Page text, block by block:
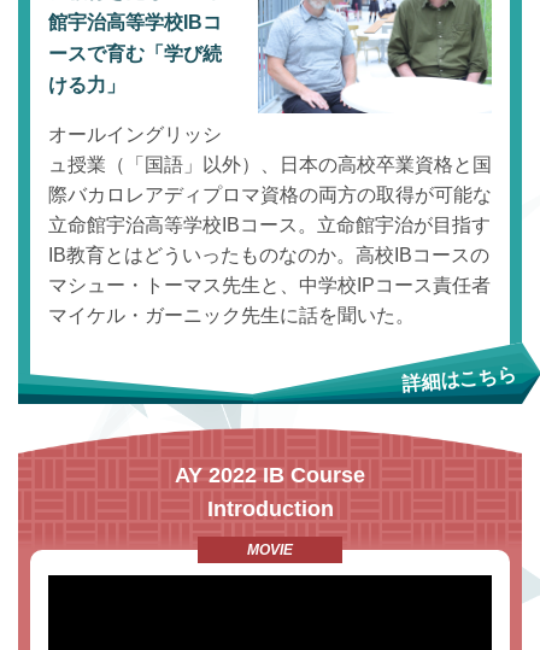
館宇治高等学校IBコ
ースで育む「学び続
ける力」
オールイングリッシ
ュ授業（「国語」以外）、日本の高校卒業資格と国
際バカロレアディプロマ資格の両方の取得が可能な
立命館宇治高等学校IBコース。立命館宇治が目指す
IB教育とはどういったものなのか。高校IBコースの
マシュー・トーマス先生と、中学校IPコース責任者
マイケル・ガーニック先生に話を聞いた。
AY 2022 IB Course
Introduction
MOVIE